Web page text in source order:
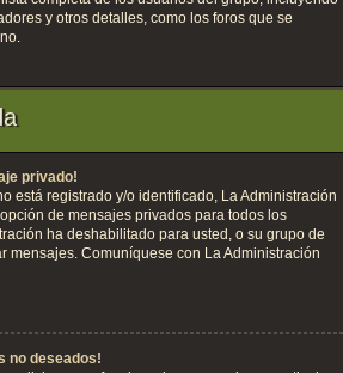
y otros detalles, como los foros que se
privado!
está registrado y/o identificado, La Administración
de mensajes privados para todos los
ha deshabilitado para usted, o su grupo de
mensajes. Comuníquese con La Administración
no deseados!